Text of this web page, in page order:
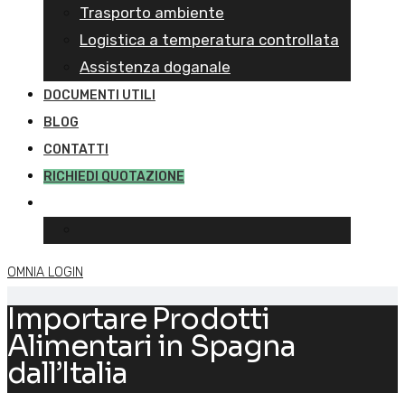
Trasporto ambiente
Logistica a temperatura controllata
Assistenza doganale
DOCUMENTI UTILI
BLOG
CONTATTI
RICHIEDI QUOTAZIONE
OMNIA LOGIN
Importare Prodotti
Alimentari in Spagna
dall’Italia